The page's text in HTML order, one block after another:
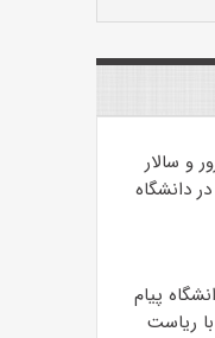
و سالار
دانشگاه
پیام
ریاست